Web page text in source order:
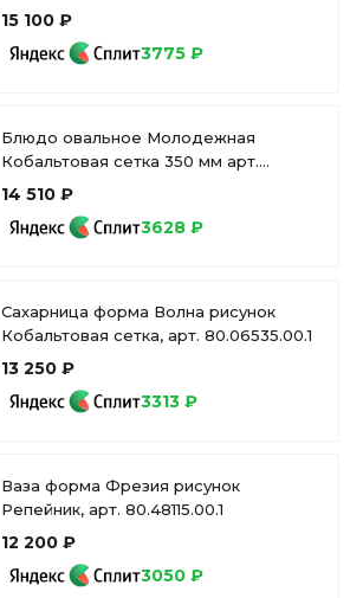
Петербурга арт. 81.31737.00.1
15 100 ₽
3775 ₽
Блюдо овальное Молодежная
Кобальтовая сетка 350 мм арт.
80.07111.00.1
14 510 ₽
3628 ₽
Сахарница форма Волна рисунок
Кобальтовая сетка, арт. 80.06535.00.1
13 250 ₽
3313 ₽
Ваза форма Фрезия рисунок
Репейник, арт. 80.48115.00.1
12 200 ₽
3050 ₽